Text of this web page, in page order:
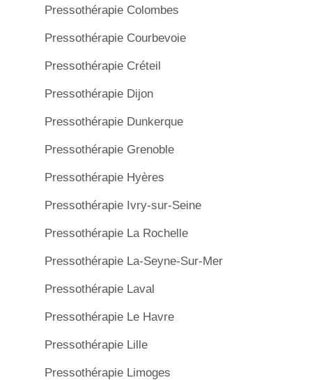
Pressothérapie Colombes
Pressothérapie Courbevoie
Pressothérapie Créteil
Pressothérapie Dijon
Pressothérapie Dunkerque
Pressothérapie Grenoble
Pressothérapie Hyères
Pressothérapie Ivry-sur-Seine
Pressothérapie La Rochelle
Pressothérapie La-Seyne-Sur-Mer
Pressothérapie Laval
Pressothérapie Le Havre
Pressothérapie Lille
Pressothérapie Limoges